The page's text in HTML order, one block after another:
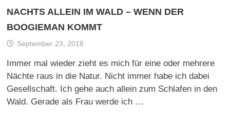
NACHTS ALLEIN IM WALD – WENN DER
BOOGIEMAN KOMMT
September 23, 2018
Immer mal wieder zieht es mich für eine oder mehrere
Nächte raus in die Natur. Nicht immer habe ich dabei
Gesellschaft. Ich gehe auch allein zum Schlafen in den
Wald. Gerade als Frau werde ich …